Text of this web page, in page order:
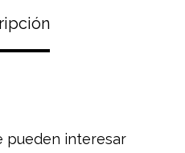
pueden interesar